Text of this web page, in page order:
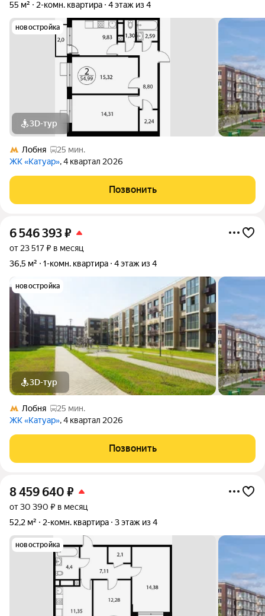
55 м² 2-комн. квартира 4 этаж из 4
новостройка
3D-тур
Лобня
25 мин.
ЖК «Катуар», 4 квартал 2026
Позвонить
6 546 393₽
от 23 517 ₽ в месяц
36,5 м²
1-комн. квартира 4 этаж из 4
новостройка
3D-тур
Лобня
25 мин.
ЖК «Катуар», 4 квартал 2026
Позвонить
8 459 640 ₽
от 30 390 ₽ в месяц
52,2 м²
2-комн. квартира 3 этаж из 4
новостройка